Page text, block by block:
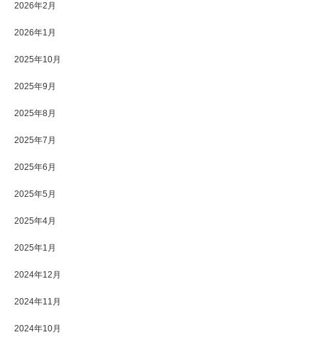
2026年2月
2026年1月
2025年10月
2025年9月
2025年8月
2025年7月
2025年6月
2025年5月
2025年4月
2025年1月
2024年12月
2024年11月
2024年10月